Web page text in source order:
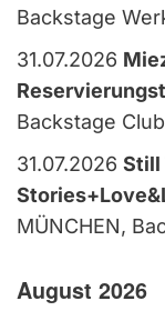
Backstage
31.07.2026
Backstage Club
31.07.2026 Still
MÜNCHEN,
August 2026